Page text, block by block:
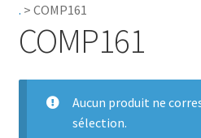
Accessoires Salle de bain
. > COMP161
COMP161
Aucun produit ne
sélection.